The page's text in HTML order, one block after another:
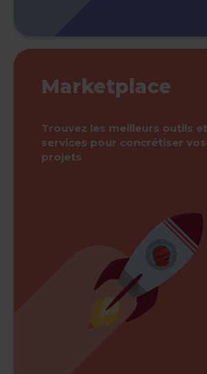
Marketplace
Trouvez les meilleurs outils et
services pour concrétiser vos
projets